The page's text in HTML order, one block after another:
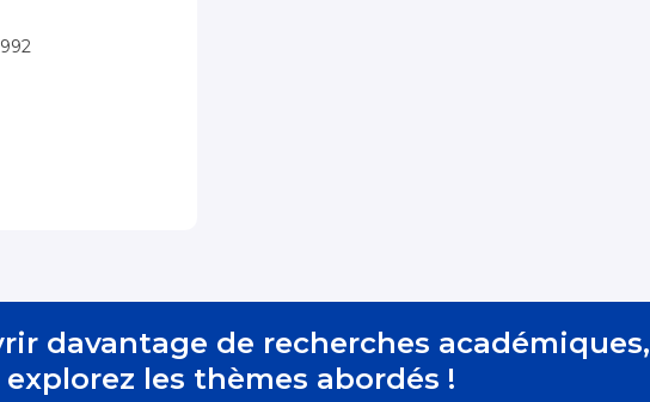
davantage de recherches académiques,
explorez les thèmes abordés !